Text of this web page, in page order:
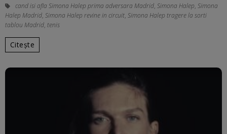
cand isi afla Simona Halep prima adversara Madrid, Simona Halep, Simona
Halep Madrid, Simona Halep revine in circuit, Simona Halep tragere la sorti
tablou Madrid, tenis
Citește